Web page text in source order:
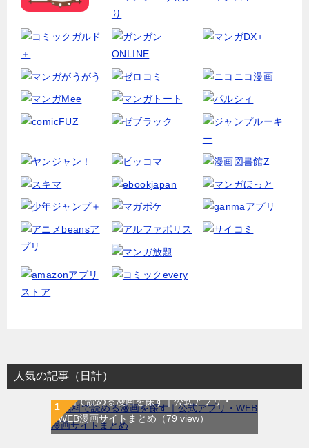
人気の記事（日計）
無料で読める漫画を探す｜公式アプリ・
WEB漫画サイトまとめ （79 view）
WEB漫画サイト一覧｜ブラウザで無料漫画